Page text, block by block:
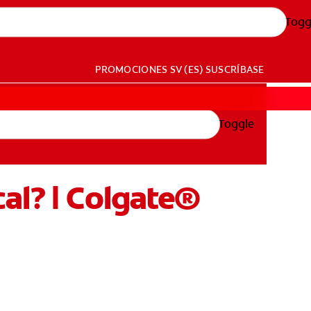
PROMOCIONES SV (ES) SUSCRÍBASE
Toggle
| Colgate®